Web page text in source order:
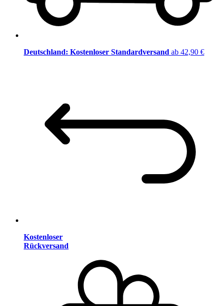
Deutschland: Kostenloser Standardversand ab 42,90 €
Kostenloser
Rückversand